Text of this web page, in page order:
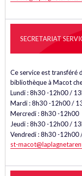
SECRETARIAT
Ce service est transféré
bibliothèque à Macot
Lundi : 8h30 -12h00 /
Mardi : 8h30 -12h00 /
Mercredi : 8h30 -12h00
Jeudi : 8h30 -12h00 /
Vendredi : 8h30 -12h00
st-